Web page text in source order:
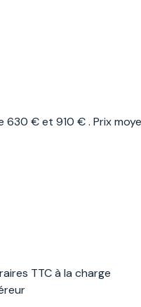
€ et 910 € . Prix
TTC à la charge